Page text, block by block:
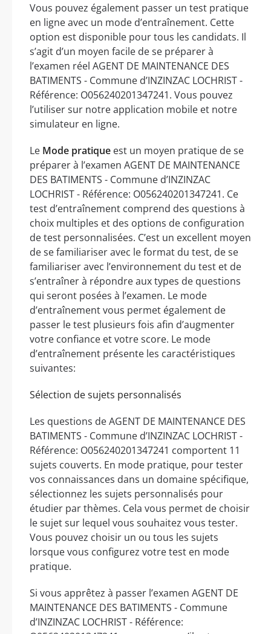
Vous pouvez également passer un test pratique
en ligne avec un mode d’entraînement. Cette
option est disponible pour tous les candidats. Il
s’agit d’un moyen facile de se préparer à
l’examen réel AGENT DE MAINTENANCE DES
BATIMENTS - Commune d’INZINZAC LOCHRIST -
Référence: O056240201347241. Vous pouvez
l’utiliser sur notre application mobile et notre
simulateur en ligne.
Le Mode pratique est un moyen pratique de se
préparer à l’examen AGENT DE MAINTENANCE
DES BATIMENTS - Commune d’INZINZAC
LOCHRIST - Référence: O056240201347241. Ce
test d’entraînement comprend des questions à
choix multiples et des options de configuration
de test personnalisées. C’est un excellent moyen
de se familiariser avec le format du test, de se
familiariser avec l’environnement du test et de
s’entraîner à répondre aux types de questions
qui seront posées à l’examen. Le mode
d’entraînement vous permet également de
passer le test plusieurs fois afin d’augmenter
votre confiance et votre score. Le mode
d’entraînement présente les caractéristiques
suivantes:
Sélection de sujets personnalisés
Les questions de AGENT DE MAINTENANCE DES
BATIMENTS - Commune d’INZINZAC LOCHRIST -
Référence: O056240201347241 comportent 11
sujets couverts. En mode pratique, pour tester
vos connaissances dans un domaine spécifique,
sélectionnez les sujets personnalisés pour
étudier par thèmes. Cela vous permet de choisir
le sujet sur lequel vous souhaitez vous tester.
Vous pouvez choisir un ou tous les sujets
lorsque vous configurez votre test en mode
pratique.
Si vous apprêtez à passer l’examen AGENT DE
MAINTENANCE DES BATIMENTS - Commune
d’INZINZAC LOCHRIST - Référence: